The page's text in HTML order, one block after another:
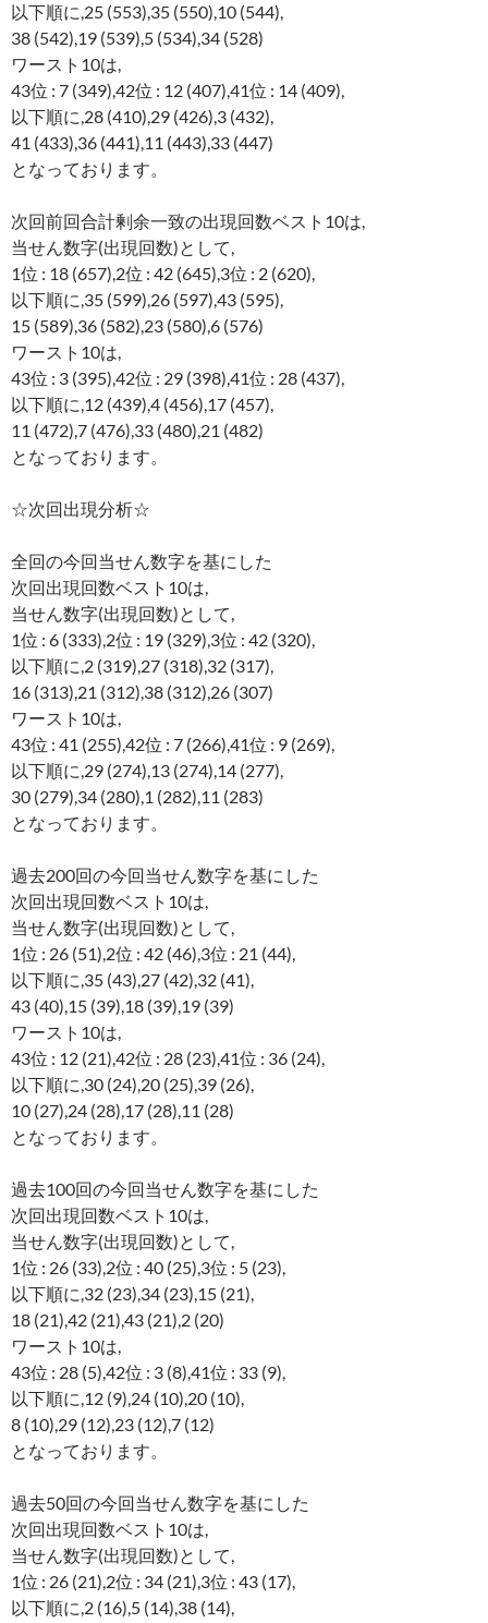
以下順に,25 (553),35 (550),10 (544),
38 (542),19 (539),5 (534),34 (528)
ワースト10は,
43位 : 7 (349),42位 : 12 (407),41位 : 14 (409),
以下順に,28 (410),29 (426),3 (432),
41 (433),36 (441),11 (443),33 (447)
となっております。
次回前回合計剰余一致の出現回数ベスト10は,
当せん数字(出現回数)として,
1位 : 18 (657),2位 : 42 (645),3位 : 2 (620),
以下順に,35 (599),26 (597),43 (595),
15 (589),36 (582),23 (580),6 (576)
ワースト10は,
43位 : 3 (395),42位 : 29 (398),41位 : 28 (437),
以下順に,12 (439),4 (456),17 (457),
11 (472),7 (476),33 (480),21 (482)
となっております。
☆次回出現分析☆
全回の今回当せん数字を基にした
次回出現回数ベスト10は,
当せん数字(出現回数)として,
1位 : 6 (333),2位 : 19 (329),3位 : 42 (320),
以下順に,2 (319),27 (318),32 (317),
16 (313),21 (312),38 (312),26 (307)
ワースト10は,
43位 : 41 (255),42位 : 7 (266),41位 : 9 (269),
以下順に,29 (274),13 (274),14 (277),
30 (279),34 (280),1 (282),11 (283)
となっております。
過去200回の今回当せん数字を基にした
次回出現回数ベスト10は,
当せん数字(出現回数)として,
1位 : 26 (51),2位 : 42 (46),3位 : 21 (44),
以下順に,35 (43),27 (42),32 (41),
43 (40),15 (39),18 (39),19 (39)
ワースト10は,
43位 : 12 (21),42位 : 28 (23),41位 : 36 (24),
以下順に,30 (24),20 (25),39 (26),
10 (27),24 (28),17 (28),11 (28)
となっております。
過去100回の今回当せん数字を基にした
次回出現回数ベスト10は,
当せん数字(出現回数)として,
1位 : 26 (33),2位 : 40 (25),3位 : 5 (23),
以下順に,32 (23),34 (23),15 (21),
18 (21),42 (21),43 (21),2 (20)
ワースト10は,
43位 : 28 (5),42位 : 3 (8),41位 : 33 (9),
以下順に,12 (9),24 (10),20 (10),
8 (10),29 (12),23 (12),7 (12)
となっております。
過去50回の今回当せん数字を基にした
次回出現回数ベスト10は,
当せん数字(出現回数)として,
1位 : 26 (21),2位 : 34 (21),3位 : 43 (17),
以下順に,2 (16),5 (14),38 (14),